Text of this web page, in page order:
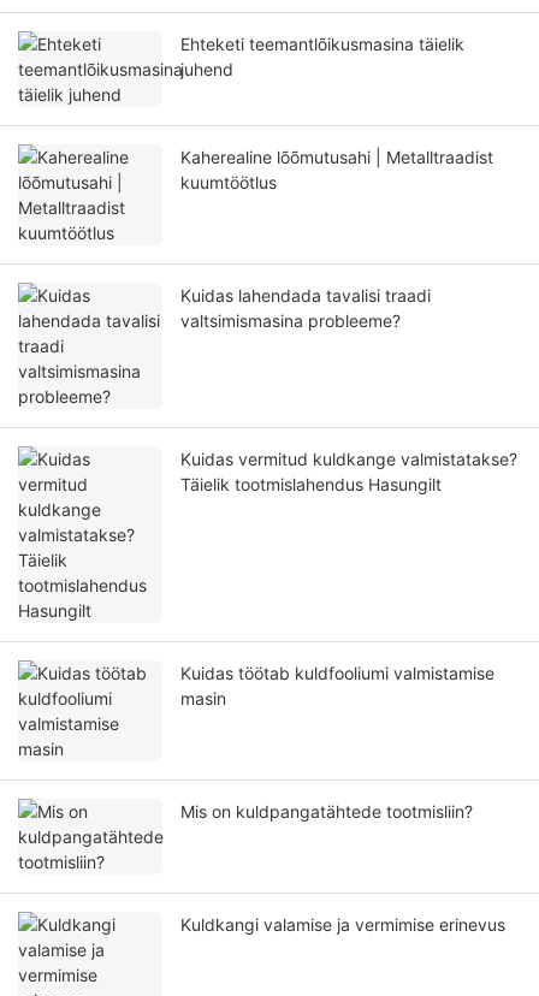
Ehteketi teemantlõikusmasina täielik
juhend
Kaherealine lõõmutusahi | Metalltraadist
kuumtöötlus
Kuidas lahendada tavalisi traadi
valtsimismasina probleeme?
Kuidas vermitud kuldkange valmistatakse?
Täielik tootmislahendus Hasungilt
Kuidas töötab kuldfooliumi valmistamise
masin
Mis on kuldpangatähtede tootmisliin?
Kuldkangi valamise ja vermimise erinevus